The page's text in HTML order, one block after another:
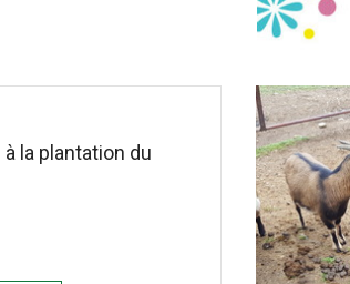
la plantation du